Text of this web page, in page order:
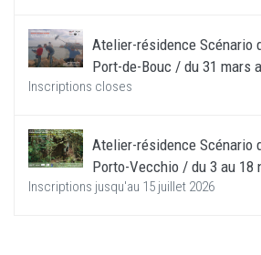
Atelier-résidence Scénario
Port-de-Bouc / du 31 mars
Inscriptions closes
Atelier-résidence Scénario
Porto-Vecchio / du 3 au 18
Inscriptions jusqu'au 15 juillet 2026